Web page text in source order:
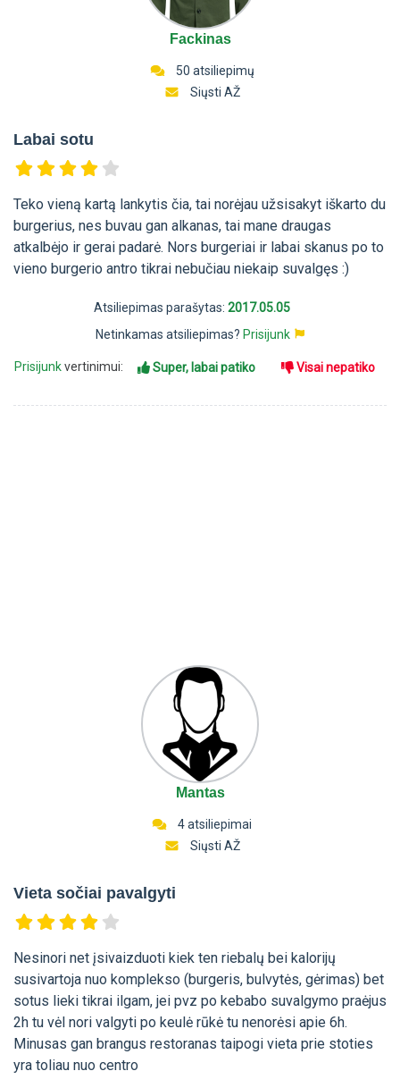
Fackinas
50 atsiliepimų
Siųsti AŽ
Labai sotu
Teko vieną kartą lankytis čia, tai norėjau užsisakyt iškarto du
burgerius, nes buvau gan alkanas, tai mane draugas
atkalbėjo ir gerai padarė. Nors burgeriai ir labai skanus po to
vieno burgerio antro tikrai nebučiau niekaip suvalgęs :)
Atsiliepimas parašytas: 2017.05.05
Netinkamas atsiliepimas? Prisijunk
Prisijunkvertinimui: Super, labai patiko Visai nepatiko
Mantas
4 atsiliepimai
Siųsti AŽ
Vieta sočiai pavalgyti
Nesinori net įsivaizduoti kiek ten riebalų bei kalorijų
susivartoja nuo komplekso (burgeris, bulvytės, gėrimas) bet
sotus lieki tikrai ilgam, jei pvz po kebabo suvalgymo praėjus
2h tu vėl nori valgyti po keulė rūkė tu nenorėsi apie 6h.
Minusas gan brangus restoranas taipogi vieta prie stoties
yra toliau nuo centro